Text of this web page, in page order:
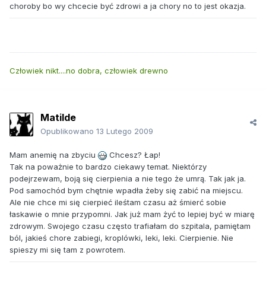
choroby bo wy chcecie być zdrowi a ja chory no to jest okazja.
Człowiek nikt....no dobra, człowiek drewno
Matilde
Opublikowano 13 Lutego 2009
Mam anemię na zbyciu
Chcesz? Łap!
Tak na poważnie to bardzo ciekawy temat. Niektórzy
podejrzewam, boją się cierpienia a nie tego że umrą. Tak jak ja.
Pod samochód bym chętnie wpadła żeby się zabić na miejscu.
Ale nie chce mi się cierpieć ileśtam czasu aż śmierć sobie
łaskawie o mnie przypomni. Jak już mam żyć to lepiej być w miarę
zdrowym. Swojego czasu często trafiałam do szpitala, pamiętam
ból, jakieś chore zabiegi, kroplówki, leki, leki. Cierpienie. Nie
spieszy mi się tam z powrotem.